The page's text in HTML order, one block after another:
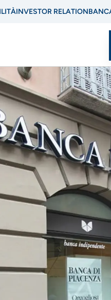
INVESTOR RELATION